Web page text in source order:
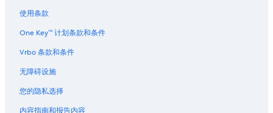
使用条款
One Key™ 计划条款和条件
Vrbo 条款和条件
无障碍设施
您的隐私选择
内容指南和报告内容